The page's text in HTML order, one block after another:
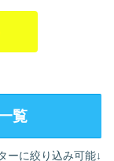
覧
ーに絞り込み可能↓